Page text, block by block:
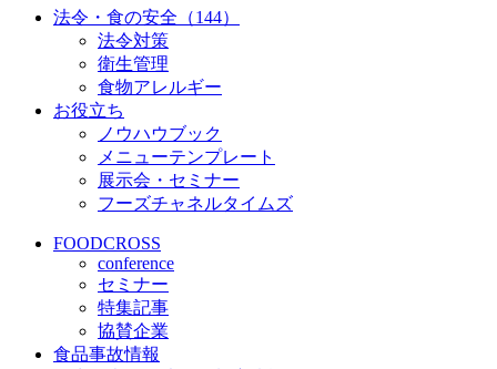
法令・食の安全（144）
法令対策
衛生管理
食物アレルギー
お役立ち
ノウハウブック
メニューテンプレート
展示会・セミナー
フーズチャネルタイムズ
FOODCROSS
conference
セミナー
特集記事
協賛企業
食品事故情報